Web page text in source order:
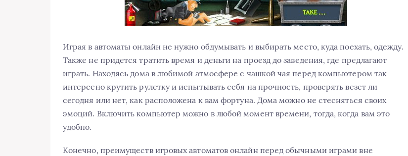
Играя в автоматы онлайн не нужно обдумывать и выбирать место, куда поехать, одежду.
Также не придется тратить время и деньги на проезд до заведения, где предлагают
играть. Находясь дома в любимой атмосфере с чашкой чая перед компьютером так
интересно крутить рулетку и испытывать себя на прочность, проверять везет ли
сегодня или нет, как расположена к вам фортуна. Дома можно не стесняться своих
эмоций. Включить компьютер можно в любой момент времени, тогда, когда вам это
удобно.
Конечно, преимуществ игровых автоматов онлайн перед обычными играми вне